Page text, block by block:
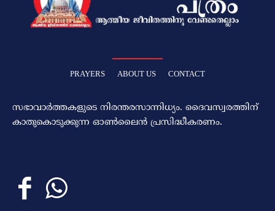
PRAYERS ABOUT US CONTACT
സഭാവാര്‍ത്തകളുടെ നിരന്തരസാന്നിധ്യം. ദൈവസ്വരത്തിന്‌
കാതുകൊടുക്കുന്ന ഓണ്‍ലൈന്‍ പ്രസിദ്ധീകരണം.